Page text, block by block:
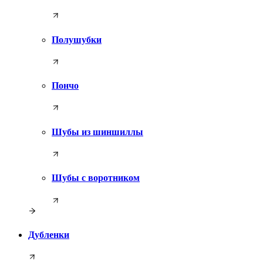
Полушубки
Пончо
Шубы из шиншиллы
Шубы с воротником
Дубленки